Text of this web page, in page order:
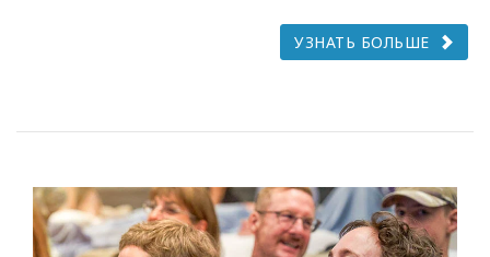
УЗНАТЬ БОЛЬШЕ